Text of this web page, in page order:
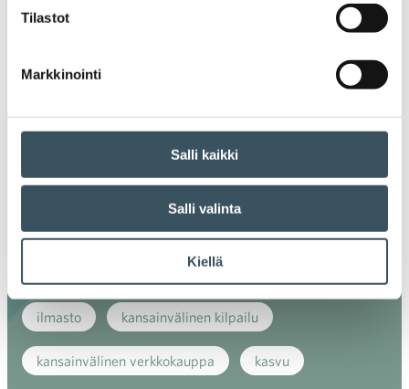
Tilastot
Markkinointi
Salli kaikki
Salli valinta
Kiellä
2018
Avainsanat
alv arvonlisävero digikauppa
digiostaminen digitaalisuus digitalisaatio
ilmasto kansainvälinen kilpailu
kansainvälinen verkkokauppa kasvu